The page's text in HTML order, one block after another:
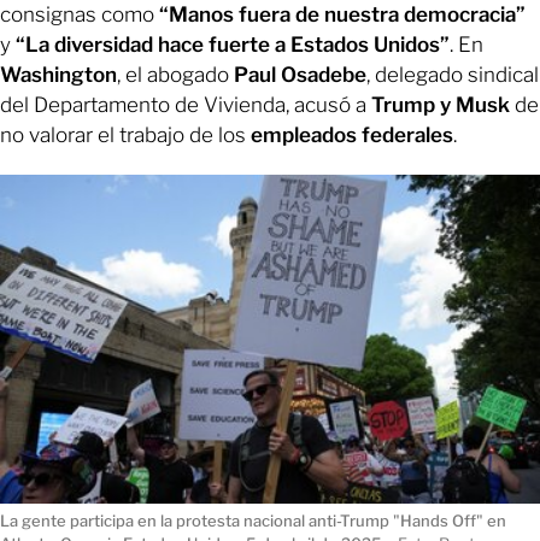
consignas como “Manos fuera de nuestra democracia”
y “La diversidad hace fuerte a Estados Unidos”. En
Washington, el abogado Paul Osadebe, delegado sindical
del Departamento de Vivienda, acusó a Trump y Musk de
no valorar el trabajo de los empleados federales.
La gente participa en la protesta nacional anti-Trump "Hands Off" en